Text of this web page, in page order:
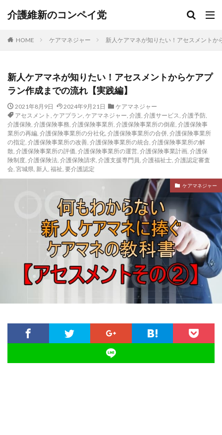
介護維新のコンペイ党
HOME ケアマネジャー 新人ケアマネが知りたい！アセスメント
新人ケアマネが知りたい！アセスメントからケアプ
ラン作成までの流れ【実践編】
2021年8月9日 2024年9月21日
ケアマネジャー
アセスメント , ケアプラン, ケアマネジャー, 介護, 介護サービス, 介護予防,
介護保険, 介護保険事務, 介護保険事業所, 介護保険事業所の倒産, 介護保険事
業所の再編, 介護保険事業所の分社化, 介護保険事業所の合併, 介護保険事業所
の指定, 介護保険事業所の改善, 介護保険事業所の統合, 介護保険事業所の解
散, 介護保険事業所の評価, 介護保険事業所の運営, 介護保険事業計画, 介護保
険制度, 介護保険法, 介護保険請求, 介護支援専門員, 介護福祉士, 介護認定審査
会, 宮城県, 新人, 福祉, 要介護認定
ケアマネジャー